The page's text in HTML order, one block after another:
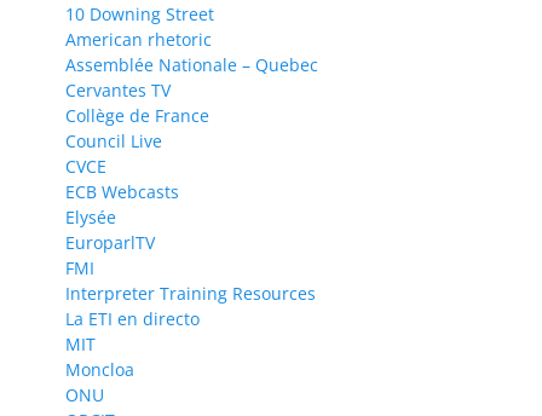
10 Downing Street
American rhetoric
Assemblée Nationale – Quebec
Cervantes TV
Collège de France
Council Live
CVCE
ECB Webcasts
Elysée
EuroparlTV
FMI
Interpreter Training Resources
La ETI en directo
MIT
Moncloa
ONU